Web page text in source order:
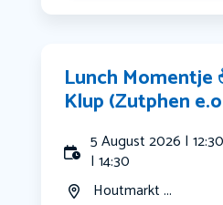
Lunch
Klup (Zutphen
5 August 2026 |
| 14:30
Houtmarkt ...